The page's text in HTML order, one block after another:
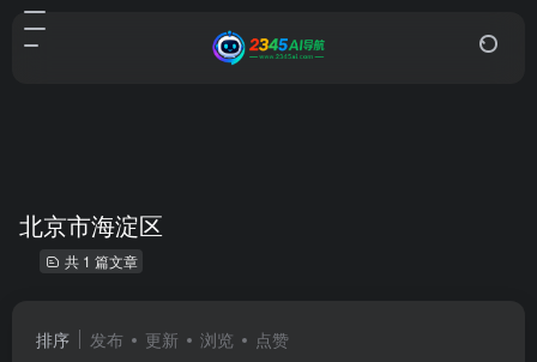
北京市海淀区
共 1 篇文章
排序 发布 更新 浏览 点赞